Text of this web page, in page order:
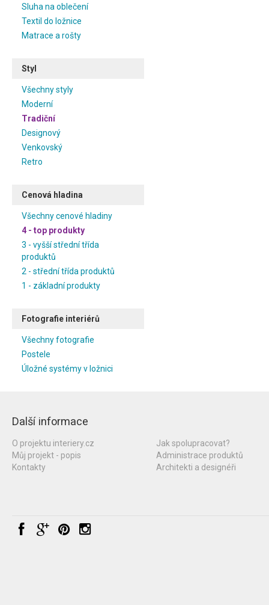
Sluha na oblečení
Textil do ložnice
Matrace a rošty
Styl
Všechny styly
Moderní
Tradiční
Designový
Venkovský
Retro
Cenová hladina
Všechny cenové hladiny
4 - top produkty
3 - vyšší střední třída
produktů
2 - střední třída produktů
1 - základní produkty
Fotografie interiérů
Všechny fotografie
Postele
Úložné systémy v ložnici
Další informace
O projektu interiery.cz
Můj projekt - popis
Kontakty
Jak spolupracovat?
Administrace produktů
Architekti a designéři